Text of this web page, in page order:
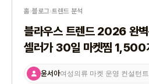
홈›블로그›트렌드 분석
블라우스 트렌드 2026 완벽
셀러가 30일 마켓찜 1,500
윤서아여성의류 마켓 운영 컨설턴트